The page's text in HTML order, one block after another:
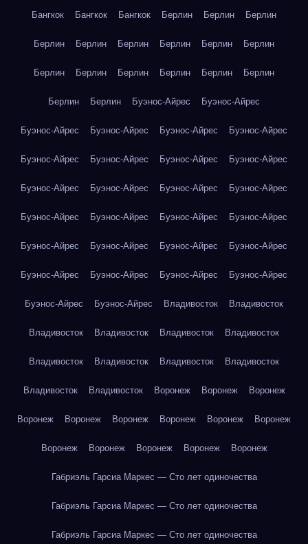
Бангкок Бангкок Бангкок Берлин Берлин Берлин
Берлин Берлин Берлин Берлин Берлин Берлин
Берлин Берлин Берлин Берлин Берлин Берлин
Берлин Берлин Буэнос-Айрес Буэнос-Айрес
Буэнос-Айрес Буэнос-Айрес Буэнос-Айрес Буэнос-Айрес
Буэнос-Айрес Буэнос-Айрес Буэнос-Айрес Буэнос-Айрес
Буэнос-Айрес Буэнос-Айрес Буэнос-Айрес Буэнос-Айрес
Буэнос-Айрес Буэнос-Айрес Буэнос-Айрес Буэнос-Айрес
Буэнос-Айрес Буэнос-Айрес Буэнос-Айрес Буэнос-Айрес
Буэнос-Айрес Буэнос-Айрес Буэнос-Айрес Буэнос-Айрес
Буэнос-Айрес Буэнос-Айрес Владивосток Владивосток
Владивосток Владивосток Владивосток Владивосток
Владивосток Владивосток Владивосток Владивосток
Владивосток Владивосток Воронеж Воронеж Воронеж
Воронеж Воронеж Воронеж Воронеж Воронеж Воронеж
Воронеж Воронеж Воронеж Воронеж Воронеж
Габриэль Гарсиа Маркес — Сто лет одиночества
Габриэль Гарсиа Маркес — Сто лет одиночества
Габриэль Гарсиа Маркес — Сто лет одиночества